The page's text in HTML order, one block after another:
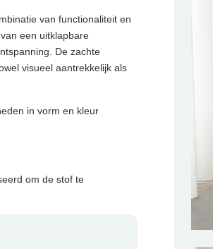
van functionaliteit en
een uitklapbare
De zachte
visueel aantrekkelijk als
in vorm en kleur
om de stof te